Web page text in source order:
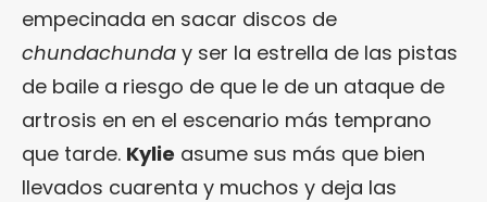
empecinada en sacar discos de
chundachunda y ser la estrella de las pistas
de baile a riesgo de que le de un ataque de
artrosis en en el escenario más temprano
que tarde. Kylie asume sus más que bien
llevados cuarenta y muchos y deja las